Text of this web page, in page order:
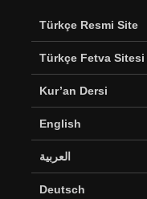
Türkçe Resmi Site
Türkçe Fetva Sitesi
Kur’an Dersi
English
العربية
Deutsch